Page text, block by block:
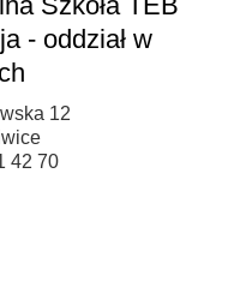
- oddział w
12
42 70